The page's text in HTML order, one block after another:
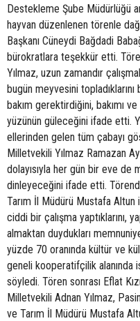
Destekleme Şube Müdürlüğü
hayvan düzenlenen törenle
Başkanı Cüneydi Bağdadi
bürokratlara teşekkür etti.
Yılmaz, uzun zamandır
bugün meyvesini
bakım gerektirdiğini, bakımı
yüzünün güleceğini ifade etti.
ellerinden gelen tüm çabayı
Milletvekili Yılmaz Ramazan
dolayısıyla her gün bir eve de
dinleyeceğini ifade etti.
Tarım İl Müdürü Mustafa Altun
ciddi bir çalışma yaptıklarını,
almaktan duydukları
yüzde 70 oranında kültür ve
geneli kooperatifçilik alanında
söyledi. Tören sonrası Eflat
Milletvekili Adnan Yılmaz,
ve Tarım İl Müdürü Mustafa